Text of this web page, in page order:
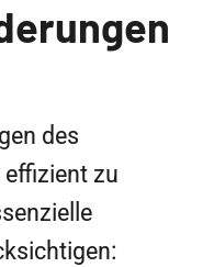
des
zu